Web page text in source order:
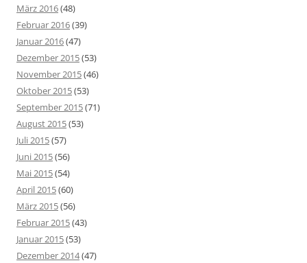
März 2016(48)
Februar 2016(39)
Januar 2016(47)
Dezember 2015(53)
November 2015(46)
Oktober 2015(53)
September 2015(71)
August 2015(53)
Juli 2015(57)
Juni 2015(56)
Mai 2015(54)
April 2015(60)
März 2015(56)
Februar 2015(43)
Januar 2015(53)
Dezember 2014(47)